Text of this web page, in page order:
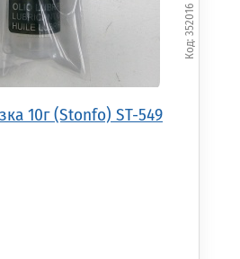
10г (Stonfo) ST-549
352016